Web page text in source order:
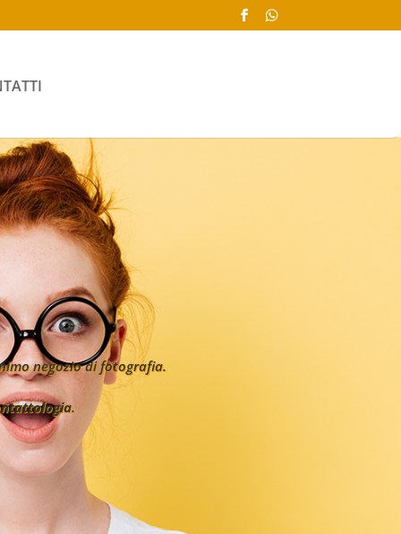
negozio di fotografia.
.